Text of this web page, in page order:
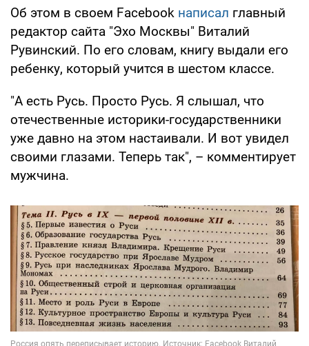
Об этом в своем Facebook написал главный
редактор сайта "Эхо Москвы" Виталий
Рувинский. По его словам, книгу выдали его
ребенку, который учится в шестом классе.
"А есть Русь. Просто Русь. Я слышал, что
отечественные историки-государственники
уже давно на этом настаивали. И вот увидел
своими глазами. Теперь так", – комментирует
мужчина.